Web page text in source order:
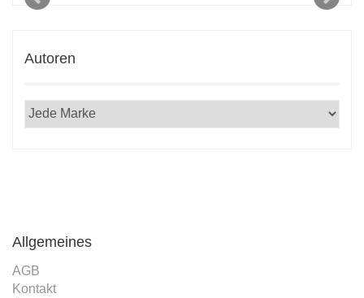
Autoren
Allgemeines
AGB
Kontakt